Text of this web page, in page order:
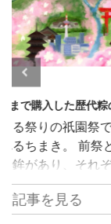
7/25
介
山鉾
祭で
の山
は
きを
年間で
貞の行
祇園
まん、
祭期間